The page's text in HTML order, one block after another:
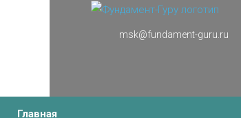
msk@fundament-guru.ru
Главная